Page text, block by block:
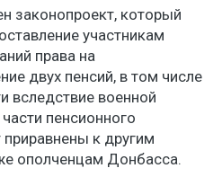
законопроект, который
участникам
права на
двух пенсий, в том числе
вследствие военной
пенсионного
к другим
ополченцам Донбасса.